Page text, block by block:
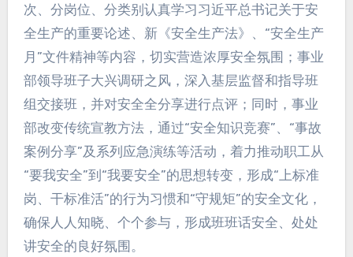
次、分岗位、分类别认真学习习近平总书记关于安
全生产的重要论述、新《安全生产法》、“安全生产
月”文件精神等内容，切实营造浓厚安全氛围；事业
部领导班子大兴调研之风，深入基层监督和指导班
组交接班，并对安全全分享进行点评；同时，事业
部改变传统宣教方法，通过“安全知识竞赛”、“事故
案例分享”及系列应急演练等活动，着力推动职工从
“要我安全”到“我要安全”的思想转变，形成“上标准
岗、干标准活”的行为习惯和“守规矩”的安全文化，
确保人人知晓、个个参与，形成班班话安全、处处
讲安全的良好氛围。